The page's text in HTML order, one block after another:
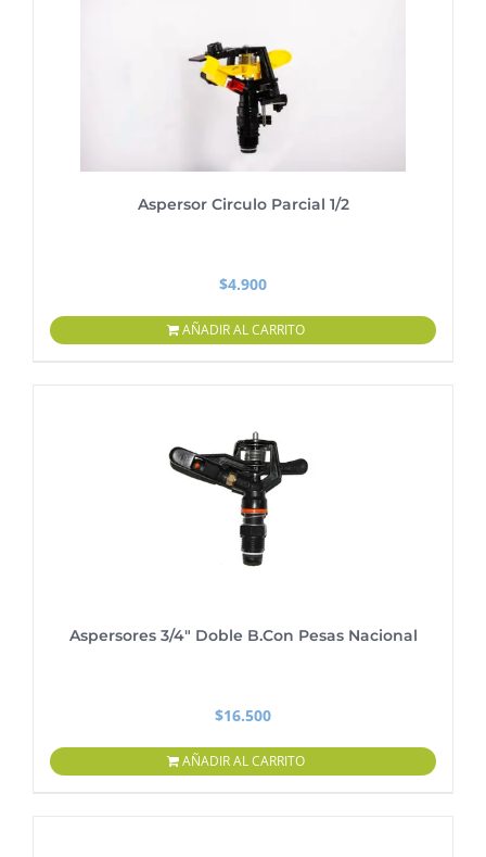
Aspersor Circulo Parcial 1/2
$4.900
AÑADIR AL CARRITO
Aspersores 3/4″ Doble B.Con Pesas Nacional
$16.500
AÑADIR AL CARRITO